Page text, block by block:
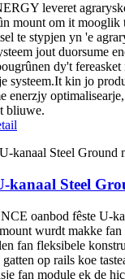
leveret
mount om it mooglik
te stypjen yn 'e
jout duorsume
dy't fereasket
systeem.It kin jo
enerzjy
bliuwe.
kanaal Steel
oanbod fêste U-
wurdt makke fan
fan fleksibele
op rails koe
fan module ek de